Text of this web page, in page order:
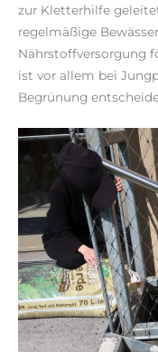
zur Kletterhilfe
regelmäßige
Nährstoffversorgung
ist vor allem bei
Begrünung